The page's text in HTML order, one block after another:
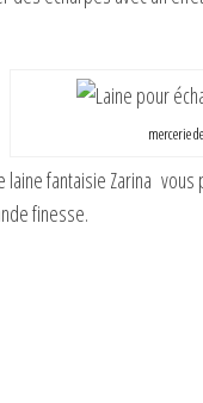
mercerie
laine fantaisie Zarina
finesse.